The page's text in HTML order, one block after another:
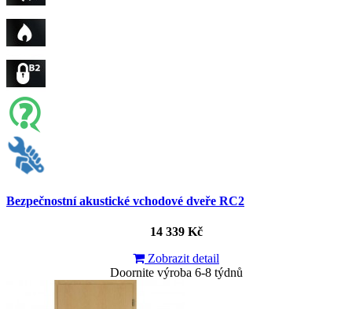
Bezpečnostní akustické vchodové dveře RC2
14 339 Kč
Zobrazit detail
Doornite výroba 6-8 týdnů